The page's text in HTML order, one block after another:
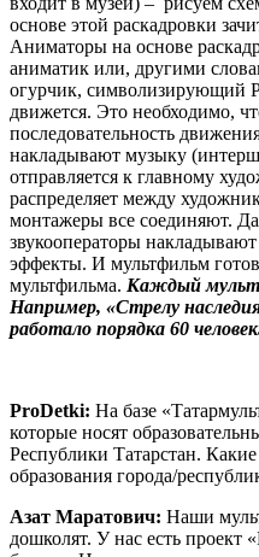
основе этой раскадровки
Аниматоры на основе
аниматик или, другими
огурчик, символизирующий
движется. Это необходимо,
последовательность
накладывают музыку
отправляется к главному
распределяет между
монтажеры все соединяют.
звукооператоры
эффекты. И мультфильм
мультфильма. Каждый
Например, «Стрелу
работало порядка 60
ProDetki: На базе
которые носят
Республики Татарстан.
образования города/
Азат Маратович: Наши
дошколят. У нас есть проект